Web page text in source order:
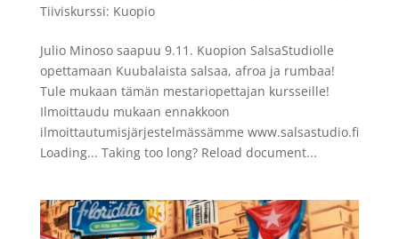
Tiiviskurssi: Kuopio
Julio Minoso saapuu 9.11. Kuopion SalsaStudiolle
opettamaan Kuubalaista salsaa, afroa ja rumbaa!
Tule mukaan tämän mestariopettajan kursseille!
Ilmoittaudu mukaan ennakkoon
ilmoittautumisjärjestelmässämme www.salsastudio.fi
Loading... Taking too long? Reload document...